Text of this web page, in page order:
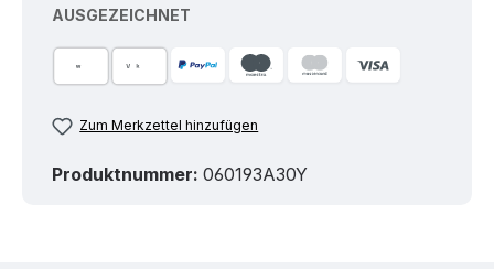
AUSGEZEICHNET
Zum Merkzettel hinzufügen
Produktnummer: 060193A30Y